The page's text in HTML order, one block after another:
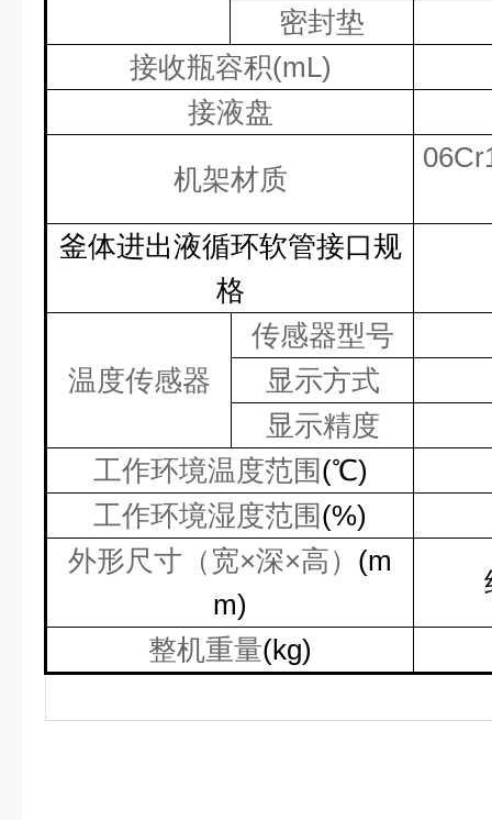
密封垫
接收瓶容积(mL)
接液盘
机架材质
釜体进出液循环软管接口规
格
温度传感器
传感器型号
显示方式
显示精度
工作环境温度范围(℃)
工作环境湿度范围(%)
外形尺寸（宽×深×高） (m
m)
整机重量(kg)